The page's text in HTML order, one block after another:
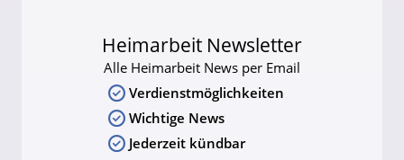
Heimarbeit Newsletter
Alle Heimarbeit News per Email
Verdienstmöglichkeiten
Wichtige News
Jederzeit kündbar